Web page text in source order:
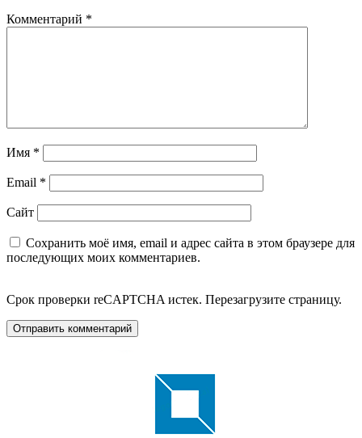
Комментарий *
Имя *
Email *
Сайт
Сохранить моё имя, email и адрес сайта в этом браузере для
последующих моих комментариев.
Срок проверки reCAPTCHA истек. Перезагрузите страницу.